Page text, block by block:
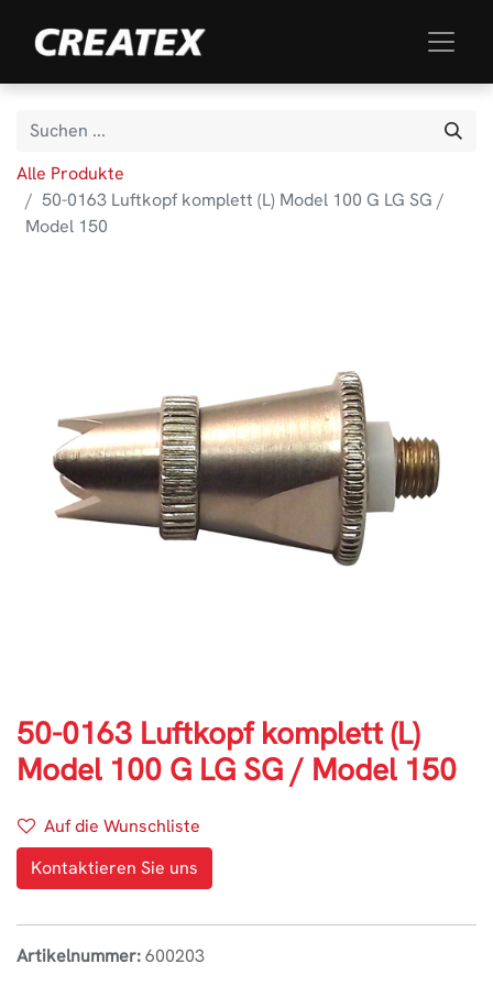
Alle Produkte
50-0163 Luftkopf komplett (L) Model 100 G LG SG /
Model 150
50-0163 Luftkopf komplett (L)
Model 100 G LG SG / Model 150
Auf die Wunschliste
Kontaktieren Sie uns
Artikelnummer:600203